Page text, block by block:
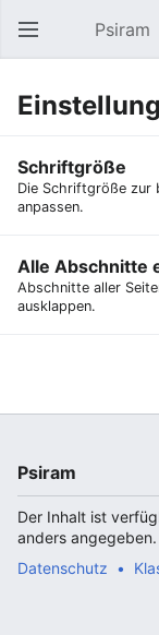
Hauptmenü öffnen Psiram
Schriftgröße
Die Schriftgröße zur
anpassen.
Alle Abschnitte
Abschnitte aller
ausklappen.
Psiram
Der Inhalt ist
anders angegeben.
Datenschutz